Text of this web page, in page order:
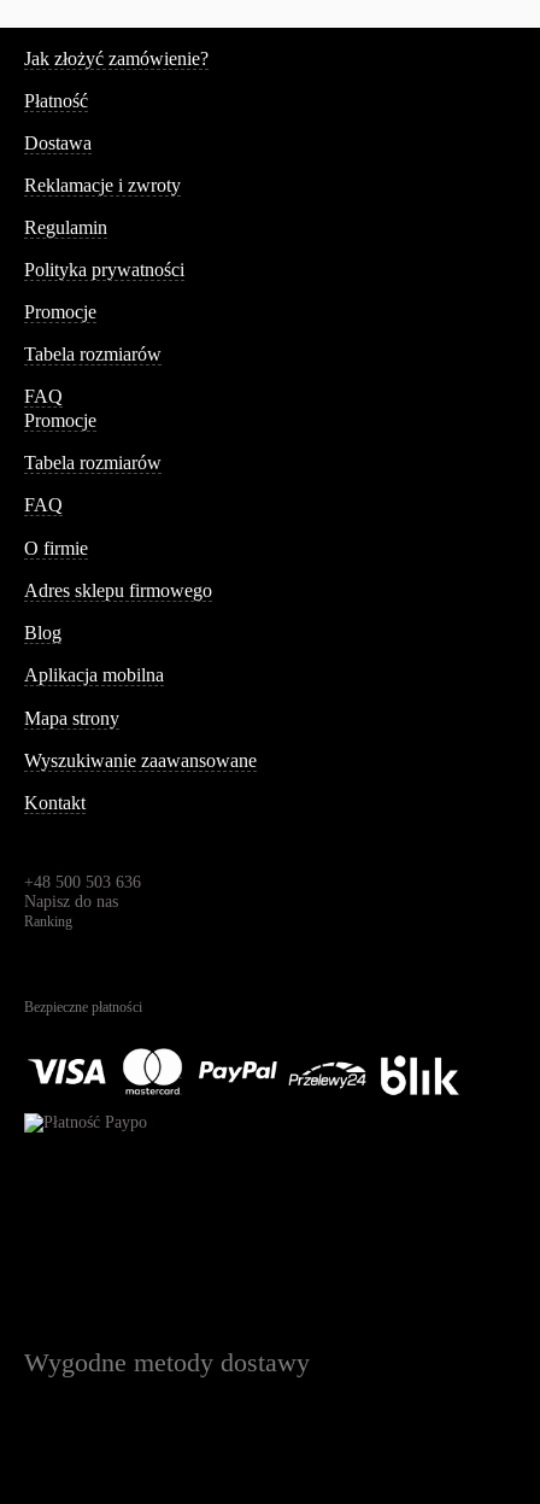
Jak złożyć zamówienie?
Płatność
Dostawa
Reklamacje i zwroty
Regulamin
Polityka prywatności
Promocje
Tabela rozmiarów
FAQ
Promocje
Tabela rozmiarów
FAQ
O firmie
Adres sklepu firmowego
Blog
Aplikacja mobilna
Mapa strony
Wyszukiwanie zaawansowane
Kontakt
+48 500 503 636
Napisz do nas
Ranking
Bezpieczne płatności
Wygodne metody dostawy